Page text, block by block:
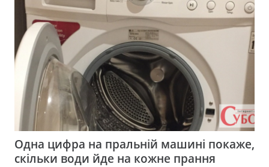
Одна цифра на пральній машині покаже,
скільки води йде на кожне прання